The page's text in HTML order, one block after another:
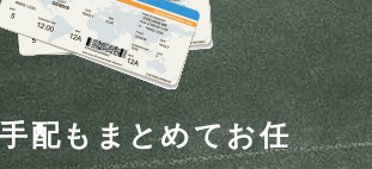
配もまとめてお任